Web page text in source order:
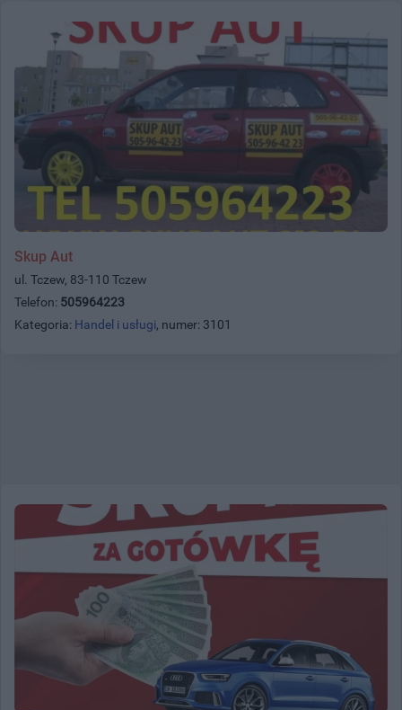
Skup Aut
ul. Tczew, 83-110 Tczew
Telefon: 505964223
Kategoria: Handel i usługi, numer: 3101